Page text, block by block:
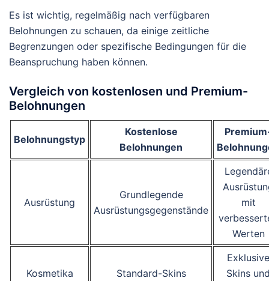
Es ist wichtig, regelmäßig nach verfügbaren
Belohnungen zu schauen, da einige zeitliche
Begrenzungen oder spezifische Bedingungen für die
Beanspruchung haben können.
Vergleich von kostenlosen und Premium-
Belohnungen
Belohnungstyp
Kostenlose
Belohnungen
Ausrüstung
Grundlegende
Ausrüstungsgegenstände
mit
Werten
Kosmetika Standard-Skins
Exklusive
Skins